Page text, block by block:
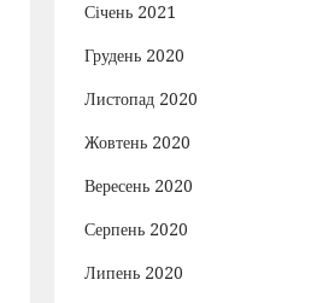
Січень 2021
Грудень 2020
Листопад 2020
Жовтень 2020
Вересень 2020
Серпень 2020
Липень 2020